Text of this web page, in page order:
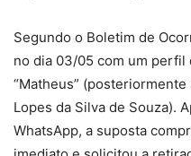
Segundo o Boletim de
no dia 03/05 com um perfil
“Matheus”
Lopes da Silva de Souza).
WhatsApp, a suposta